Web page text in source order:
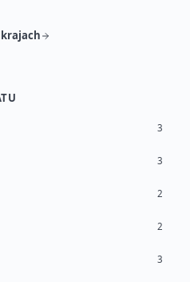
3
3
2
2
3